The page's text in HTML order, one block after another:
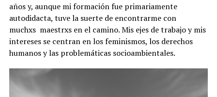
años y, aunque mi formación fue primariamente
autodidacta, tuve la suerte de encontrarme con
muchxs maestrxs en el camino. Mis ejes de trabajo y mis
intereses se centran en los feminismos, los derechos
humanos y las problemáticas socioambientales.